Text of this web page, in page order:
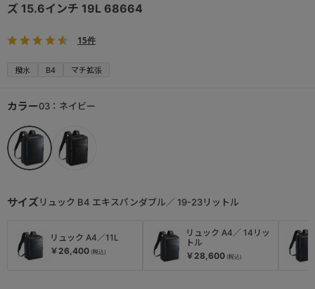
ズ 15.6インチ 19L 68664
15件
撥水 B4 マチ拡張
サイズリュック B4 エキスパンダブル／ 19-23リットル
リュック A4／11L
￥26,400
リュック A4／ 14リッ
トル
￥28,600
カラー03：ネイビー